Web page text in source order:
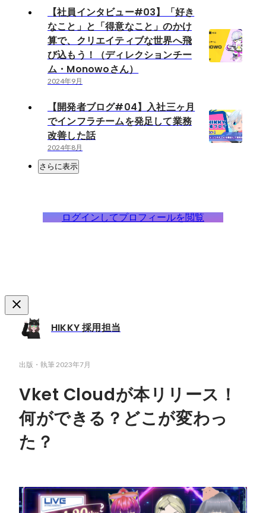
【社員インタビュー#03】「好き
なこと」と「得意なこと」のかけ
算で、クリエイティブな世界へ飛
び込もう！（ディレクションチー
ム・Monowoさん）
2024年9月
【開発者ブログ#04】入社三ヶ月
でインフラチームを発足して業務
改善した話
2024年8月
さらに表示
ログインしてプロフィールを閲覧
HIKKY 採用担当
出版・執筆 2023年7月
Vket Cloudが本リリース！
何ができる？どこが変わっ
た？